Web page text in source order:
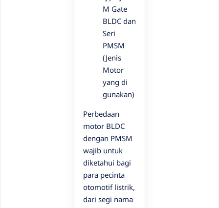
M Gate
BLDC dan
Seri
PMSM
(Jenis
Motor
yang di
gunakan)
Perbedaan
motor BLDC
dengan PMSM
wajib untuk
diketahui bagi
para pecinta
otomotif listrik,
dari segi nama